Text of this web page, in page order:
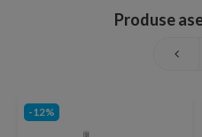
Produse
-12%